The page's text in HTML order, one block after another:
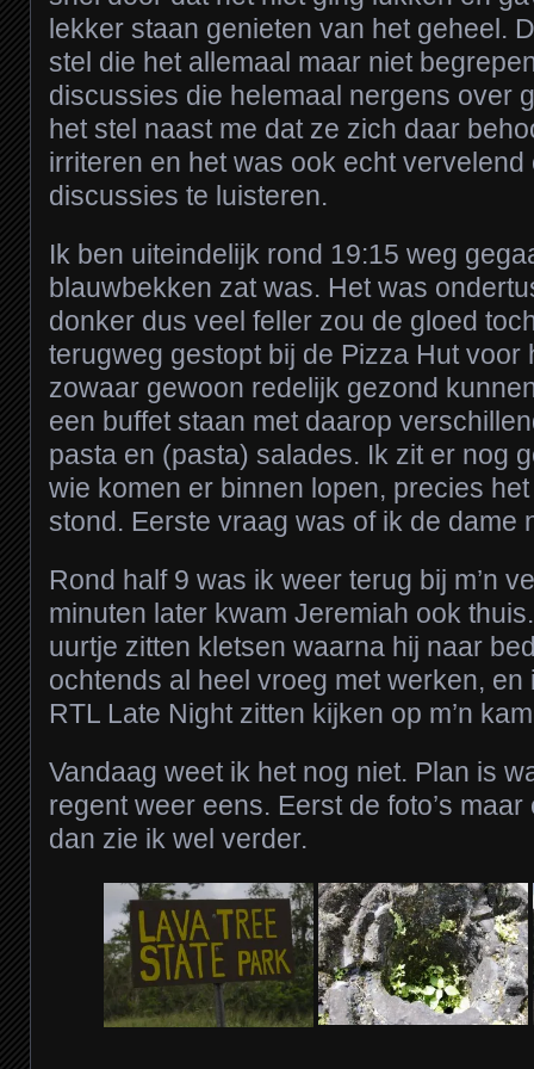
lekker staan genieten van het geheel.
stel die het allemaal maar niet
discussies die helemaal nergens over
het stel naast me dat ze zich daar
irriteren en het was ook echt
discussies te luisteren.
Ik ben uiteindelijk rond 19:15 weg
blauwbekken zat was. Het was
donker dus veel feller zou de gloed
terugweg gestopt bij de Pizza Hut voor
zowaar gewoon redelijk gezond
een buffet staan met daarop
pasta en (pasta) salades. Ik zit er nog
wie komen er binnen lopen, precies
stond. Eerste vraag was of ik de dame
Rond half 9 was ik weer terug bij m’n
minuten later kwam Jeremiah ook
uurtje zitten kletsen waarna hij naar
ochtends al heel vroeg met werken,
RTL Late Night zitten kijken op m’n
Vandaag weet ik het nog niet. Plan is
regent weer eens. Eerst de foto’s
dan zie ik wel verder.